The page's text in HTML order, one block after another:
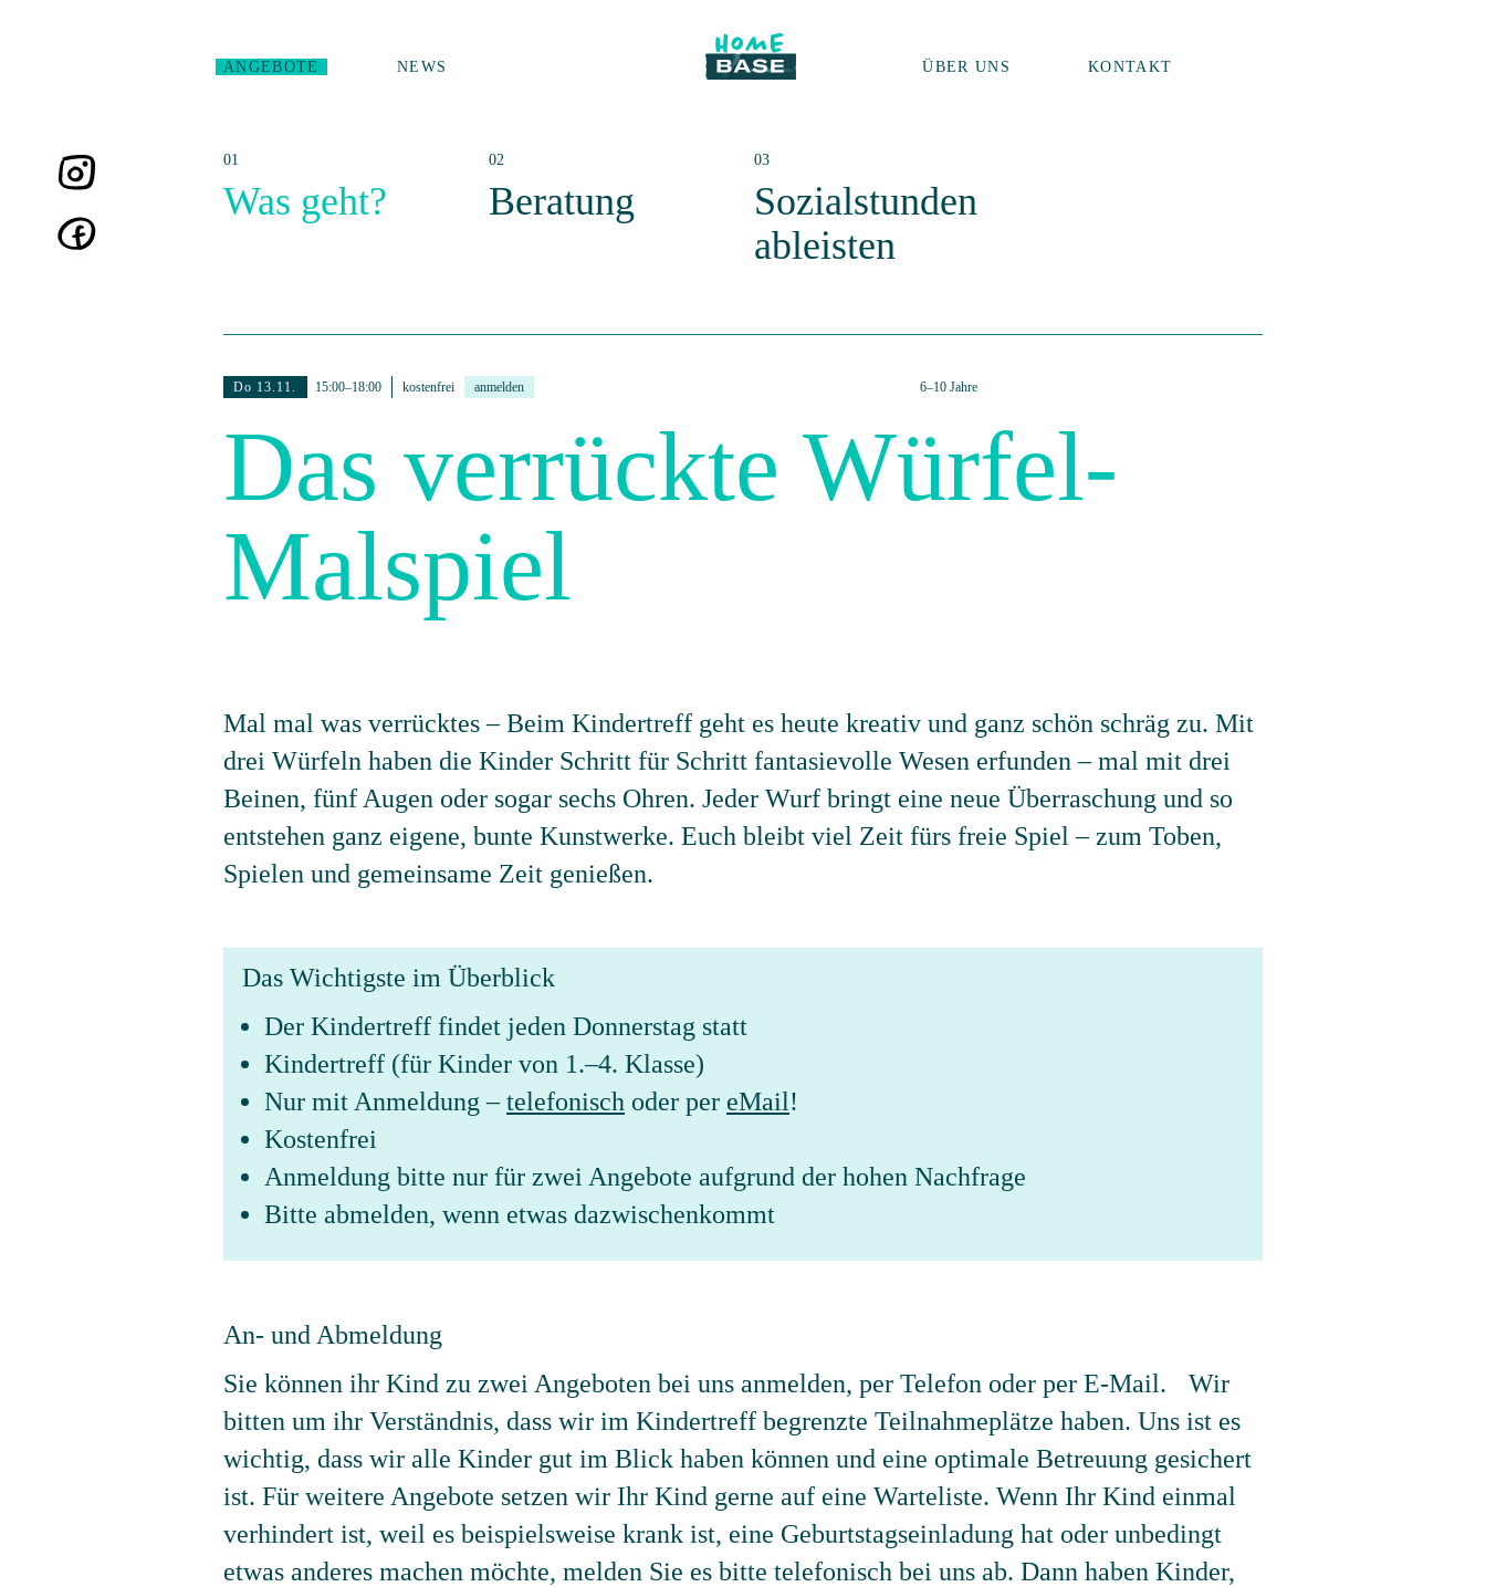
ANGEBOTE NEWS ÜBER UNS KONTAKT
Was geht? Beratung
Sozialstunden
ableisten
Do 13.11. 15:00–18:00 kostenfrei anmelden 6–10 Jahre
Das verrückte Würfel-
Malspiel
Mal mal was verrücktes – Beim Kindertreff geht es heute kreativ und ganz schön schräg zu. Mit
drei Würfeln haben die Kinder Schritt für Schritt fantasievolle Wesen erfunden – mal mit drei
Beinen, fünf Augen oder sogar sechs Ohren. Jeder Wurf bringt eine neue Überraschung und so
entstehen ganz eigene, bunte Kunstwerke. Euch bleibt viel Zeit fürs freie Spiel – zum Toben,
Spielen und gemeinsame Zeit genießen.
Das Wichtigste im Überblick
Der Kindertreff findet jeden Donnerstag statt
Kindertreff (für Kinder von 1.–4. Klasse)
Nur mit Anmeldung –telefonisch oder per eMail!
Kostenfrei
Anmeldung bitte nur für zwei Angebote aufgrund der hohen Nachfrage
Bitte abmelden, wenn etwas dazwischenkommt
An- und Abmeldung
Sie können ihr Kind zu zwei Angeboten bei uns anmelden, per Telefon oder per E-Mail. Wir
bitten um ihr Verständnis, dass wir im Kindertreff begrenzte Teilnahmeplätze haben. Uns ist es
wichtig, dass wir alle Kinder gut im Blick haben können und eine optimale Betreuung gesichert
ist. Für weitere Angebote setzen wir Ihr Kind gerne auf eine Warteliste. Wenn Ihr Kind einmal
verhindert ist, weil es beispielsweise krank ist, eine Geburtstagseinladung hat oder unbedingt
etwas anderes machen möchte, melden Sie es bitte telefonisch bei uns ab. Dann haben Kinder,